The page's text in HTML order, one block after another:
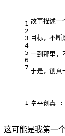
1
2
3
4
5
6
7
故事描述一
目标，不断
一到那里，
于是，创真
1 幸平创真 :
这可能是我第一